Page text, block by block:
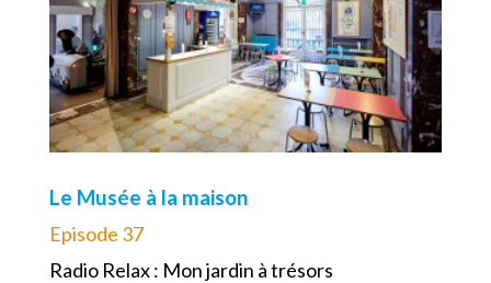
Le Musée à la maison
Episode 37
Radio Relax : Mon jardin à trésors